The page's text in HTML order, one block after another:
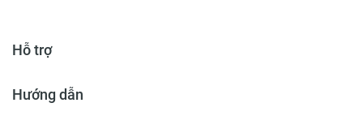
Hỗ trợ
Hướng dẫn